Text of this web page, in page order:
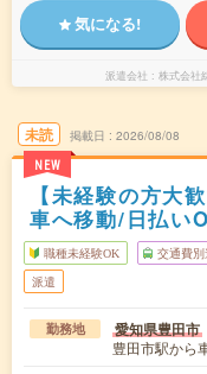
気になる!
派遣会社 株式会社
未読
NEW
掲載日 2026/08/08
【未経験の方大
車へ移動/日払い
職種未経験OK 交通費別
派遣
勤務地 愛知県豊田市
豊田市駅から